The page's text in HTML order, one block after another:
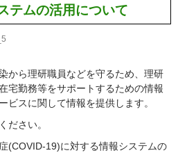
テムの活用について
から理研職員などを守るため、理研
宅勤務等をサポートするための情報
ビスに関して情報を提供します。
ださい。
(COVID-19)に対する情報システムの